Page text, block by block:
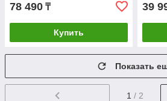
78 490 ₸
Купить
39
Показать
1 / 2